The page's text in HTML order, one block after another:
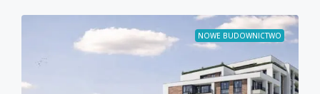
NOWE BUDOWNICTWO